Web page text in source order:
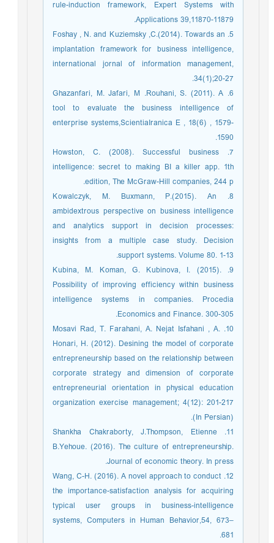
rule-induction framework, Expert Systems with
Applications 39,11870-11879.
5. Foshay , N. and Kuziemsky ,C.(2014). Towards an
implantation framework for business intelligence,
international jornal of information management,
34(1);20-27.
6. Ghazanfari, M. Jafari, M .Rouhani, S. (2011). A
tool to evaluate the business intelligence of
enterprise systems,ScientiaIranica E , 18(6) , 1579-
1590.
7. Howston, C. (2008). Successful business
intelligence: secret to making BI a killer app. 1th
edition, The McGraw-Hill companies, 244 p.
8. Kowalczyk, M. Buxmann, P.(2015). An
ambidextrous perspective on business intelligence
and analytics support in decision processes:
insights from a multiple case study. Decision
support systems. Volume 80. 1-13.
9. Kubina, M. Koman, G. Kubinova, I. (2015).
Possibility of improving efficiency within business
intelligence systems in companies. Procedia
Economics and Finance. 300-305.
10. Mosavi Rad, T. Farahani, A. Nejat Isfahani , A.
Honari, H. (2012). Desining the model of corporate
entrepreneurship based on the relationship between
corporate strategy and dimension of corporate
entrepreneurial orientation in physical education
organization exercise management; 4(12): 201-217
(In Persian).
11. Shankha Chakraborty, J.Thompson, Etienne
B.Yehoue. (2016). The culture of entrepreneurship.
Journal of economic theory. In press.
12. Wang, C-H. (2016). A novel approach to conduct
the importance-satisfaction analysis for acquiring
typical user groups in business-intelligence
systems, Computers in Human Behavior,54, 673–
681.